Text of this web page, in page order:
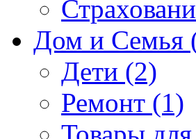
Дом и Семья
Дети (2)
Ремонт (1)